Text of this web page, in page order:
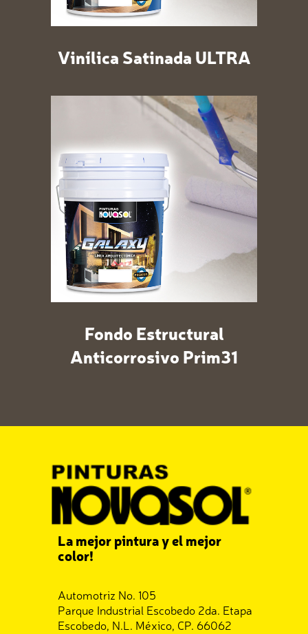
Vinílica Satinada ULTRA
Fondo Estructural
Anticorrosivo Prim31
La mejor pintura y el mejor
color!
Automotriz No. 105
Parque Industrial Escobedo 2da. Etapa
Escobedo, N.L. México, CP. 66062